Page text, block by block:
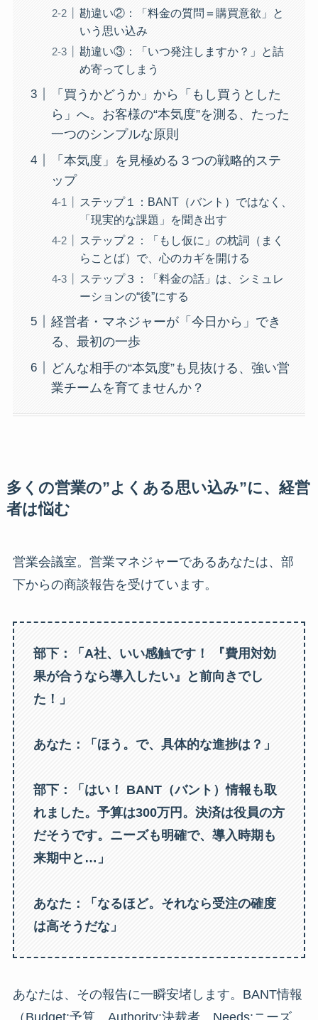
勘違い②：「料金の質問＝購買意欲」と
いう思い込み
勘違い③：「いつ発注しますか？」と詰
め寄ってしまう
「買うかどうか」から「もし買うとした
ら」へ。お客様の“本気度”を測る、たった
一つのシンプルな原則
「本気度」を見極める３つの戦略的ステ
ップ
ステップ１：BANT（バント）ではなく、
「現実的な課題」を聞き出す
ステップ２：「もし仮に」の枕詞（まく
らことば）で、心のカギを開ける
ステップ３：「料金の話」は、シミュレ
ーションの“後”にする
経営者・マネジャーが「今日から」でき
る、最初の一歩
どんな相手の“本気度”も見抜ける、強い営
業チームを育てませんか？
多くの営業の”よくある思い込み”に、経営
者は悩む
営業会議室。営業マネジャーであるあなたは、部
下からの商談報告を受けています。
部下：「A社、いい感触です！ 『費用対効
果が合うなら導入したい』と前向きでし
た！」
あなた：「ほう。で、具体的な進捗は？」
部下：「はい！ BANT（バント）情報も取
れました。予算は300万円。決済は役員の方
だそうです。ニーズも明確で、導入時期も
来期中と…」
あなた：「なるほど。それなら受注の確度
は高そうだな」
あなたは、その報告に一瞬安堵します。BANT情報